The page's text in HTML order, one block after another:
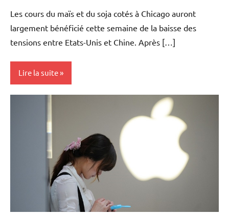
Les cours du maïs et du soja cotés à Chicago auront
largement bénéficié cette semaine de la baisse des
tensions entre Etats-Unis et Chine. Après […]
Lire la suite
Agriculture
premières